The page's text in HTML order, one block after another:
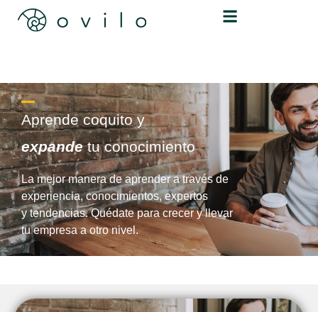
Aprende coquito y
expandetu conocimiento
La mejor manera de aprender a través de
experiencia, conocimientos, expertos
y tendencias. Quédate para crecer y llevar
tu empresa a otro nivel.